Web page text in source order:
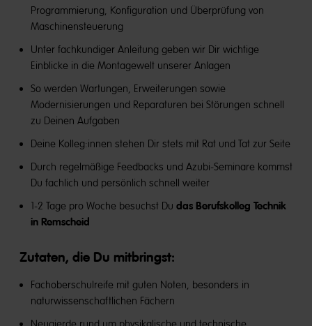
Programmierung, Konfiguration und Überprüfung von
Maschinensteuerung
Unter fachkundiger Anleitung geben wir Dir wichtige
Einblicke in die Montagewelt unserer Anlagen
So werden Wartungen, Erweiterungen sowie
Modernisierungen und Reparaturen bei Störungen schnell
zu Deinen Aufgaben
Deine Kolleg:innen stehen Dir stets mit Rat und Tat zur Seite
Durch regelmäßige Feedbacks und Azubi-Seminare kommst
Du fachlich und persönlich schnell weiter
1-2 Tage pro Woche besuchst Du das Berufskolleg Technik
in Remscheid
Zutaten, die Du mitbringst:
Fachoberschulreife mit guten Noten, besonders in
naturwissenschaftlichen Fächern